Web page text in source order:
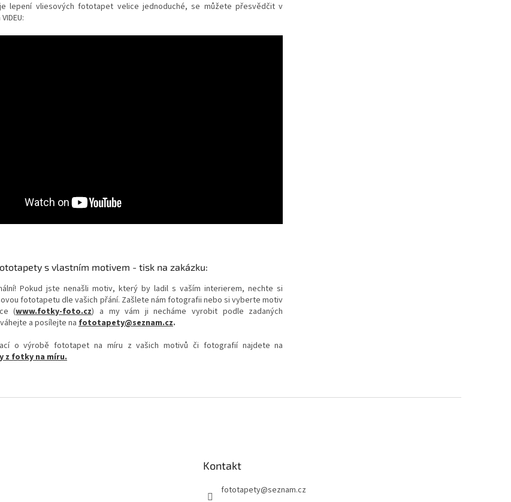
lepení vliesových fototapet velice jednoduché, se můžete přesvědčit v
s vlastním motivem - tisk na zakázku:
Pokud jste nenašli motiv, který by ladil s vaším interierem, nechte si
fototapetu dle vašich přání. Zašlete nám fotografii nebo si vyberte motiv
(www.fotky-foto.cz) a my vám ji necháme vyrobit podle zadaných
a posílejte nafototapety@seznam.cz.
o výrobě fototapet na míru z vašich motivů či fotografií najdete na
z fotky na míru.
Kontakt
fototapety@seznam.cz